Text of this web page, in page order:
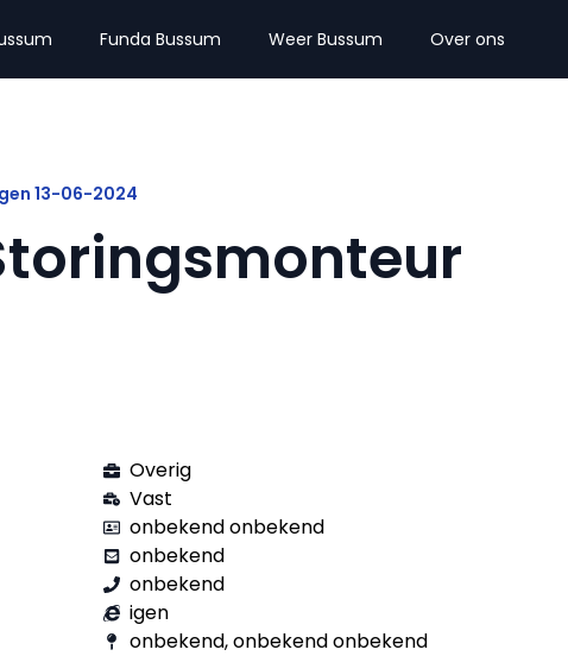
Funda Bussum Weer Bussum Over ons
13-06-2024
Overig
Vast
onbekend onbekend
onbekend
onbekend
igen
onbekend, onbekend onbekend